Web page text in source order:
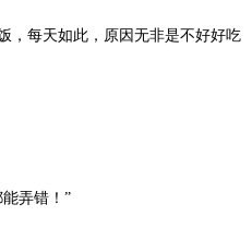
，每天如此，原因无非是不好好吃
弄错！”